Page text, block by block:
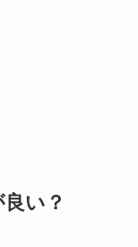
い？